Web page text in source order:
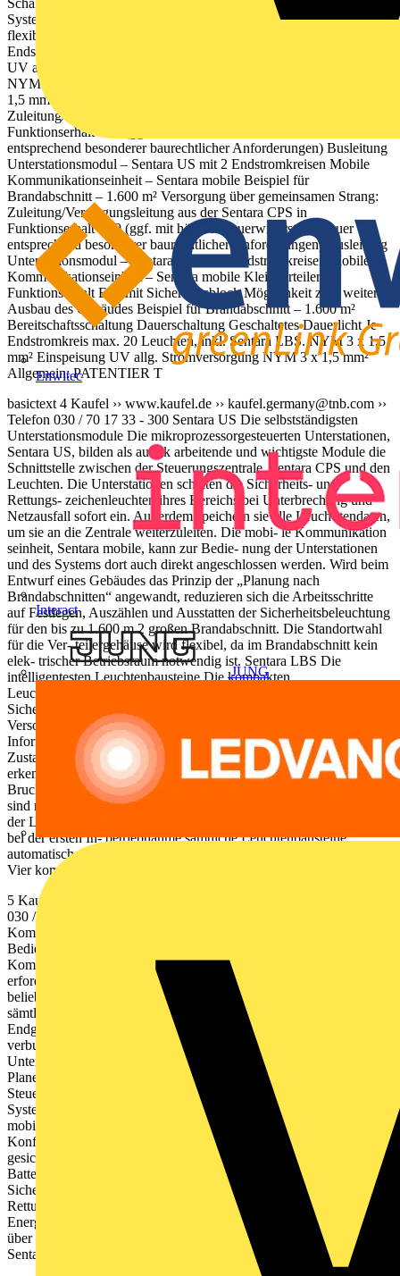
Enwitec
Interact
JUNG
Schaltungsarten in einem Endstromkreis mobile Bedienung des
Systems freie Bustopologie einfachste Erweiterung Sentara – das
flexible Sicherheitslicht-Konzept Vorteile des Sentara-Konzepts Je
Endstromkreis max. 20 Leuchten, inkl. Sentara LBS Einspeisung
UV allg. Stromversorgung NYM 3 x 1,5 mm² Je Endstromkreis
NYM 3 x 1,5 mm² NYM 3 x 1,5 mm² NYM 3 x 1,5 mm² NYM 3 x
1,5 mm² Versorgung mit Einzelabgängen:
Zuleitung/Versorgungsleitung aus der Sentara CPS in
Funktionserhalt E30 (ggf. mit höherer Feuerwiderstandsdauer
entsprechend besonderer baurechtlicher Anforderungen) Busleitung
Unterstationsmodul – Sentara US mit 2 Endstromkreisen Mobile
Kommunikationseinheit – Sentara mobile Beispiel für
Brandabschnitt – 1.600 m² Versorgung über gemeinsamen Strang:
Zuleitung/Versorgungsleitung aus der Sentara CPS in
Funktionserhalt E30 (ggf. mit höherer Feuerwiderstandsdauer
entsprechend besonderer baurechtlicher Anforderungen) Busleitung
Unterstationsmodul – Sentara US mit 2 Endstromkreisen Mobile
Kommunikationseinheit – Sentara mobile Kleinverteiler in
Funktionserhalt E30 mit Sicherungsblock Möglichkeit zum weiteren
Ausbau des Gebäudes Beispiel für Brandabschnitt – 1.600 m²
Bereitschaftsschaltung Dauerschaltung Geschaltetes Dauerlicht Je
Endstromkreis max. 20 Leuchten, inkl. Sentara LBS. NYM 3 x 1,5
mm² Einspeisung UV allg. Stromversorgung NYM 3 x 1,5 mm²
Allgemein: PATENTIER T
basictext 4 Kaufel ›› www.kaufel.de ›› kaufel.germany@tnb.com ››
Telefon 030 / 70 17 33 - 300 Sentara US Die selbstständigsten
Unterstationsmodule Die mikroprozessorgesteuerten Unterstationen,
Sentara US, bilden als autark arbeitende und wichtigste Module die
Schnittstelle zwischen der Steuerungszentrale, Sentara CPS und den
Leuchten. Die Unterstationen schalten die Sicherheits- und
Rettungs- zeichenleuchten ihres Bereichs bei Unterbrechung und
Netzausfall sofort ein. Außerdem speichern sie alle Leuch- tendaten,
um sie an die Zentrale weiterzuleiten. Die mobi- le Kommunikation
seinheit, Sentara mobile, kann zur Bedie- nung der Unterstationen
und des Systems dort auch direkt angeschlossen werden. Wird beim
Entwurf eines Gebäudes das Prinzip der „Planung nach
Brandabschnitten“ angewandt, reduzieren sich die Arbeitsschritte
auf Festlegen, Auszählen und Ausstatten der Sicherheitsbeleuchtung
für den bis zu 1.600 m 2 großen Brandabschnitt. Die Standortwahl
für die Ver- teilergehäuse wird flexibel, da im Brandabschnitt kein
elek- trischer Betriebsraum notwendig ist. Sentara LBS Die
intelligentesten Leuchtenbausteine Die kompakten
Leuchtenbausteine, Sentara LBS, überwachen und steuern die
Sicherheits- und Rettungszeichenleuchten. Über die vorhandene
Versorgungsleitung der Leuchte stehen sie im ständigen
Informationsaustausch mit ihrer Unterstation, Sentara US, der sie
Zustand der Leuchte und Spannungs ver- sorgung melden. So
erkennt das System jede Abweichung und kann auf Störungen im
Bruchteil einer Sekunde reagieren. Alle Bausteine und Leuchten
sind mit einem Barcode markiert. Dadurch lassen sich die Adressen
der Leuchten eindeutig lokalisieren. Die Unterstationen erkennen
bei der ersten In- betriebnahme sämtliche Leuchtenbausteine
automatisch und melden sie im System an. Eine sichere Lösung.
Vier komplexe Bausteine.
5 Kaufel ›› www.kaufel.de ››
030 / 70 17 33 - 300 Sentara mobile Die mobilste
Kommunikationseinheit Sentara mobile ist Schaltzentrale und
Bedienteil des gesam- ten Systems: Mit der mobilen
Kommunikationseinheit können Techniker und Endkunde alle
erforderlichen Daten und Systempara meter der Anlage von jedem
beliebigen Ort ein- und auslesen so- wie die Schaltungsarten
sämtlicher Leuchten programmieren und steuern. Das mobile
Endgerät lässt sich an verschiedenen Punkten des über Busleitungen
verbundenen Kommunikati- onssystems zwischen Zentrale und
Unterstationen andocken. Die Busstruktur ist frei wählbar und bietet
Planern Raum für alle denkbaren Lösungen. Sentara CPS Die
Steuereinheit mit Zentralbatterie Hier werden alle relevanten
Systemparameter aufgezeichnet und für die Datenausgabe an die
mobile Kommunikations- einheit aufbereitet. Alle
Konfigurationsparameter werden in einem nichtflüchtigen Speicher
gesichert. Eine weitere wichtige Aufgabe der Zentrale ist es, die
Batterie ständig geladen zu halten, um im Notfall auf die
Sicherheits- stromquelle umzuschalten und die Sicherheits- und
Rettungs- zeichenleuchten zu versorgen. Dann speist die
Energiequelle die Verbraucher selbst oder versorgt die Leuchten
über einen statischen oder rotierenden Umformer. Sentara LBS
Sentara CPS Sentara US Sentara mobile